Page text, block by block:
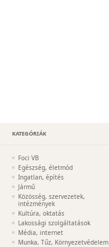
KATEGÓRIÁK
Foci VB
Egészség, életmód
Ingatlan, építés
Jármű
Közösség, szervezetek,
intézmények
Kultúra, oktatás
Lakossági szolgáltatások
Média, internet
Munka, Tűz, Környezetvédelem